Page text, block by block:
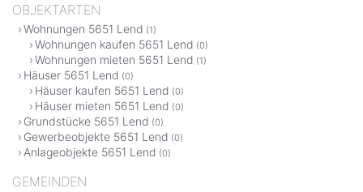
OBJEKTARTEN
Wohnungen 5651 Lend (1)
Wohnungen kaufen 5651 Lend (0)
Wohnungen mieten 5651 Lend (1)
Häuser 5651 Lend (0)
Häuser kaufen 5651 Lend (0)
Häuser mieten 5651 Lend (0)
Grundstücke 5651 Lend (0)
Gewerbeobjekte 5651 Lend (0)
Anlageobjekte 5651 Lend (0)
GEMEINDEN